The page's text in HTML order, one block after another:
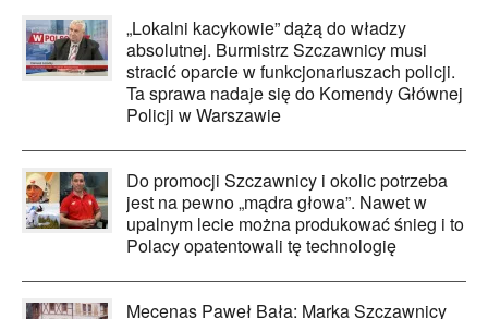
„Lokalni kacykowie” dążą do władzy
absolutnej. Burmistrz Szczawnicy musi
stracić oparcie w funkcjonariuszach policji.
Ta sprawa nadaje się do Komendy Głównej
Policji w Warszawie
Do promocji Szczawnicy i okolic potrzeba
jest na pewno „mądra głowa”. Nawet w
upalnym lecie można produkować śnieg i to
Polacy opatentowali tę technologię
Mecenas Paweł Bała: Marka Szczawnicy